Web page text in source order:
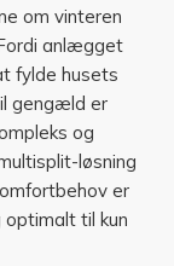
om vinteren
anlægget
fylde husets
gengæld er
og
løsning
er
optimalt til kun